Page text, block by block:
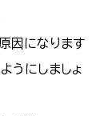
因になります
うにしましょ